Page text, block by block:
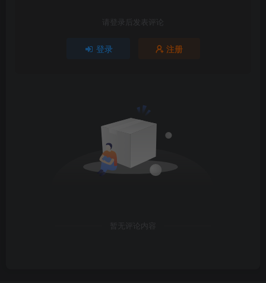
请登录后发表评论
登录 注册
暂无评论内容